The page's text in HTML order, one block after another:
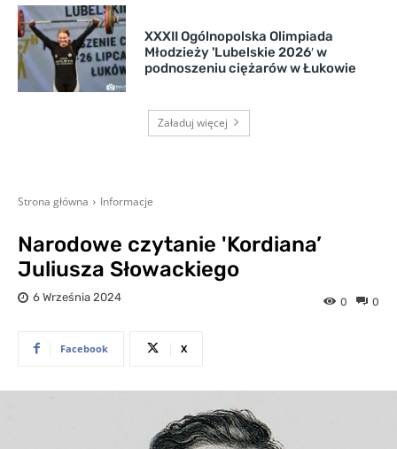
XXXII Ogólnopolska Olimpiada
Młodzieży 'Lubelskie 2026′ w
podnoszeniu ciężarów w Łukowie
Załaduj więcej